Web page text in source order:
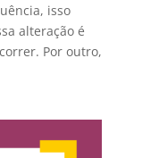
isso
alteração é
Por outro,